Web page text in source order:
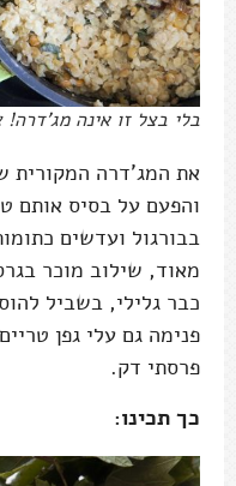
בלי בצל זו אינה
את המג'דרה המקורית
והפעם על בסיס אותם
בבורגול ועדשים
מאוד, שילוב מוכר
כבר גלילי, בשביל
פנימה גם עלי גפן
פרסתי דק.
כך תכינו: